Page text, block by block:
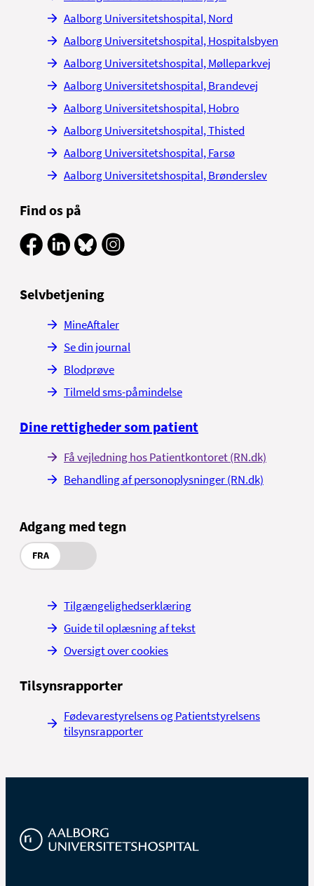
Aalborg Universitetshospital, Nord
Aalborg Universitetshospital, Hospitalsbyen
Aalborg Universitetshospital, Mølleparkvej
Aalborg Universitetshospital, Brandevej
Aalborg Universitetshospital, Hobro
Aalborg Universitetshospital, Thisted
Aalborg Universitetshospital, Farsø
Aalborg Universitetshospital, Brønderslev
Find os på
Selvbetjening
MineAftaler
Se din journal
Blodprøve
Tilmeld sms-påmindelse
Dine rettigheder som patient
Få vejledning hos Patientkontoret (RN.dk)
Behandling af personoplysninger (RN.dk)
Adgang med tegn
FRA
Tilgængelighedserklæring
Guide til oplæsning af tekst
Oversigt over cookies
Tilsynsrapporter
Fødevarestyrelsens og Patientstyrelsens
tilsynsrapporter